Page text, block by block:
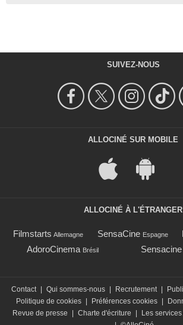
SUIVEZ-NOUS
ALLOCINÉ SUR MOBILE
ALLOCINÉ À L'ÉTRANGER
Filmstarts Allemagne SensaCine Espagne
AdoroCinema Brésil
Contact Qui sommes-nous Recrutement
Politique de cookies
Préférences cookies
Revue de presse
Charte d'écriture Les